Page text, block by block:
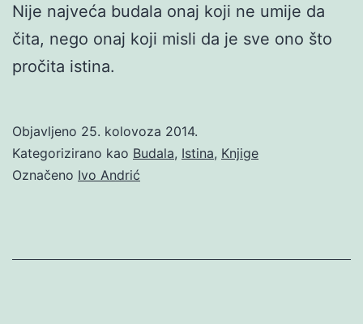
Nije najveća budala onaj koji ne umije da
čita, nego onaj koji misli da je sve ono što
pročita istina.
Objavljeno 25. kolovoza 2014.
Kategorizirano kao Budala, Istina, Knjige
Označeno Ivo Andrić